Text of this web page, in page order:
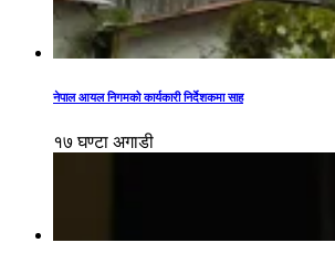
नेपाल आयल निगमको कार्यकारी निर्देशकमा साह
१७ घण्टा अगाडी